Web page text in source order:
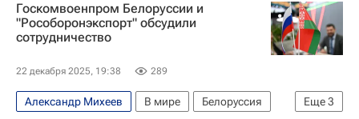
Александр Потапов
Федеральная служба по военно-техническому сотрудничеству (ФСВТС России)
Рособоронэкспорт
Экономика
Госкомвоенпром Белоруссии и
"Рособоронэкспорт" обсудили
сотрудничество
22 декабря 2025, 19:38 289
Еще3
Александр Михеев В мире
Белоруссия